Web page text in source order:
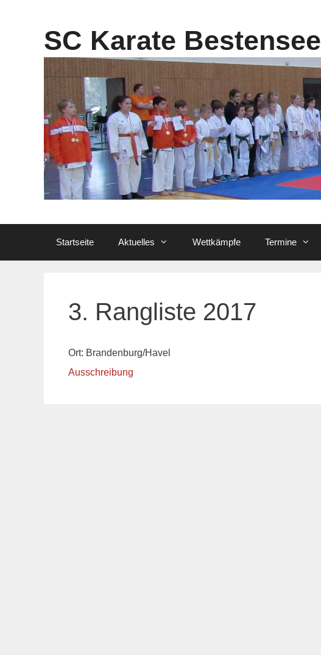
SC Karate Bestensee
Startseite Aktuelles Wettkämpfe Termine
3. Rangliste 2017
Ort: Brandenburg/Havel
Ausschreibung